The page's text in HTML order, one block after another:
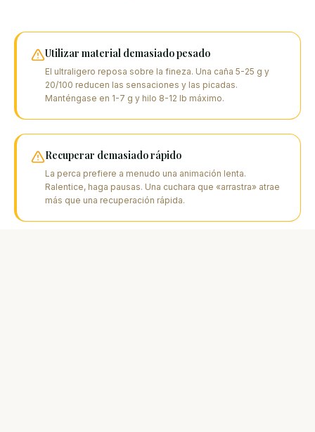
Utilizar material demasiado pesado
El ultraligero reposa sobre la fineza. Una caña 5-25 g y
20/100 reducen las sensaciones y las picadas.
Manténgase en 1-7 g y hilo 8-12 lb máximo.
Recuperar demasiado rápido
La perca prefiere a menudo una animación lenta.
Ralentice, haga pausas. Una cuchara que «arrastra» atrae
más que una recuperación rápida.